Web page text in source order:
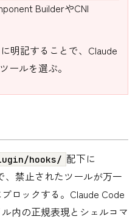
BuilderやCNI
明記することで、Claude
ールを選ぶ。
hooks/ 配下に
、禁止されたツールが万一
ロックする。Claude Code
内の正規表現とシェルコマ